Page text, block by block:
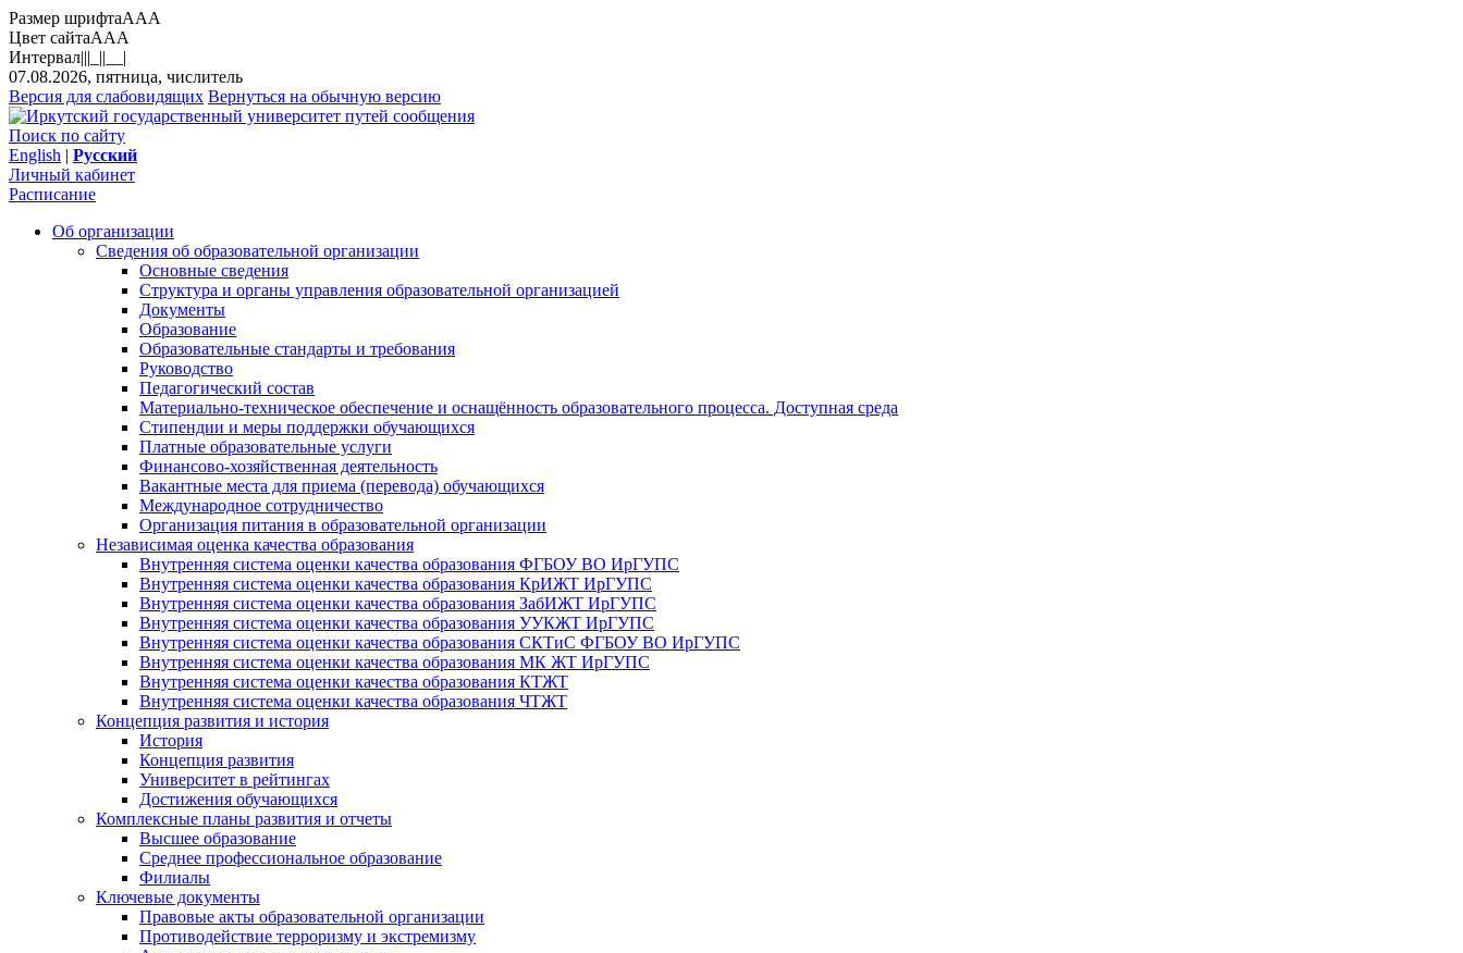
Размер шрифтаAAA
Цвет сайтаAAA
Интервал|||_||__|
07.08.2026, пятница, числитель
Версия для слабовидящих Вернуться на обычную версию
Поиск по сайту
English | Русский
Личный кабинет
Расписание
Об организации
Сведения об образовательной организации
Основные сведения
Структура и органы управления образовательной организацией
Документы
Образование
Образовательные стандарты и требования
Руководство
Педагогический состав
Материально-техническое обеспечение и оснащённость образовательного процесса. Доступная среда
Стипендии и меры поддержки обучающихся
Платные образовательные услуги
Финансово-хозяйственная деятельность
Вакантные места для приема (перевода) обучающихся
Международное сотрудничество
Организация питания в образовательной организации
Независимая оценка качества образования
Внутренняя система оценки качества образования ФГБОУ ВО ИрГУПС
Внутренняя система оценки качества образования КрИЖТ ИрГУПС
Внутренняя система оценки качества образования ЗабИЖТ ИрГУПС
Внутренняя система оценки качества образования УУКЖТ ИрГУПС
Внутренняя система оценки качества образования СКТиС ФГБОУ ВО ИрГУПС
Внутренняя система оценки качества образования МК ЖТ ИрГУПС
Внутренняя система оценки качества образования КТЖТ
Внутренняя система оценки качества образования ЧТЖТ
Концепция развития и история
История
Концепция развития
Университет в рейтингах
Достижения обучающихся
Комплексные планы развития и отчеты
Высшее образование
Среднее профессиональное образование
Филиалы
Ключевые документы
Правовые акты образовательной организации
Противодействие терроризму и экстремизму